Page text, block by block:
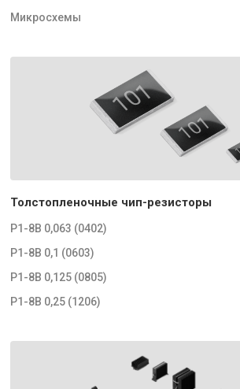
Микросхемы
Толстопленочные чип-резисторы
Р1-8В 0,063 (0402)
Р1-8В 0,1 (0603)
Р1-8В 0,125 (0805)
Р1-8В 0,25 (1206)